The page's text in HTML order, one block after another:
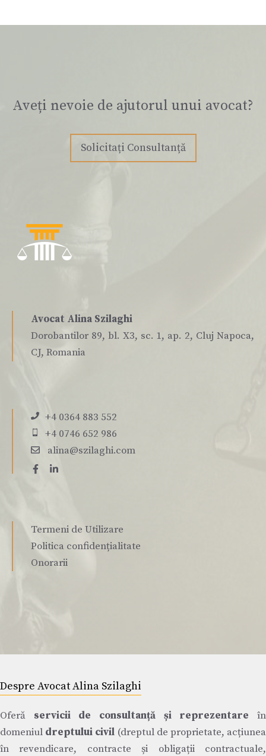
Aveți nevoie de ajutorul unui avocat?
Solicitați Consultanță
Avocat Alina Szilaghi
Dorobantilor 89, bl. X3, sc. 1, ap. 2, Cluj Napoca,
CJ, Romania
+4 0364 883 552
+4 0746 652 986
alina@szilaghi.com
Termeni de Utilizare
Politica confidențialitate
Onorarii
Despre Avocat Alina Szilaghi
Oferă servicii de consultanță și reprezentare în
domeniul dreptului civil (dreptul de proprietate, acțiunea
în revendicare, contracte și obligații contractuale,